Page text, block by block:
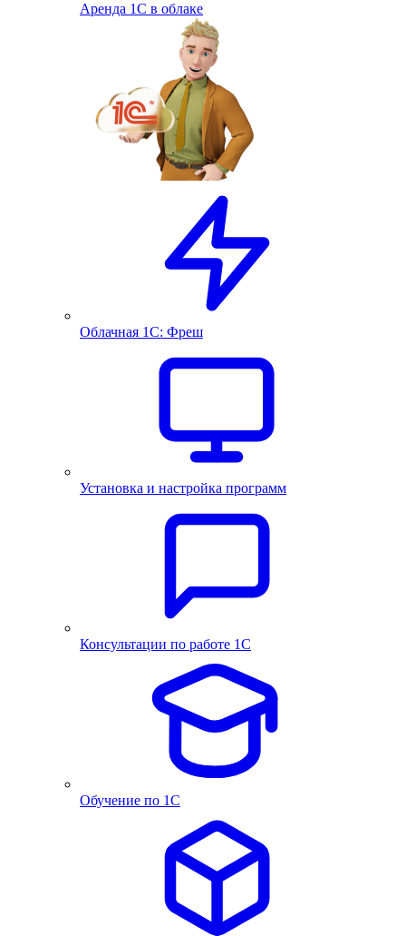
Аренда 1С в облаке
Облачная 1С: Фреш
Установка и настройка программ
Консультации по работе 1С
Обучение по 1С